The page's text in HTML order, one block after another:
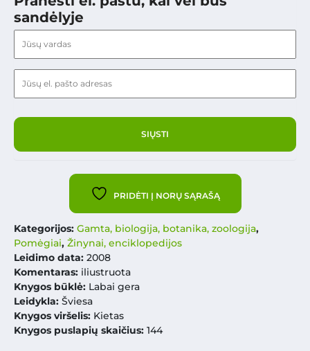
sandėlyje
PRIDĖTI Į NORŲ SĄRAŠĄ
Kategorijos: Gamta, biologija, botanika, zoologija,
Pomėgiai, Žinynai, enciklopedijos
Leidimo data: 2008
Komentaras: iliustruota
Knygos būklė: Labai gera
Leidykla: Šviesa
Knygos viršelis: Kietas
Knygos puslapių skaičius: 144